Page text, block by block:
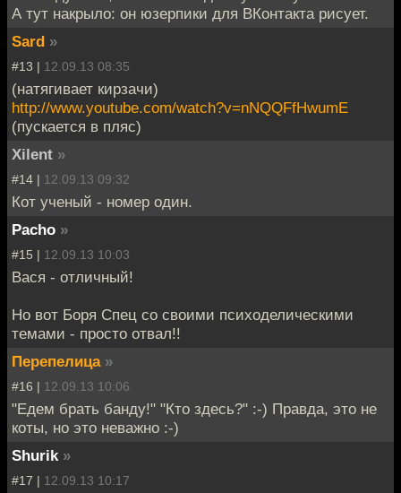
А тут накрыло: он юзерпики для ВКонтакта рисует.
Sard »
#13 | 12.09.13 08:35
(натягивает кирзачи)
http://www.youtube.com/watch?v=nNQQFfHwumE
(пускается в пляс)
Xilent »
#14 | 12.09.13 09:32
Кот ученый - номер один.
Pacho »
#15 | 12.09.13 10:03
Вася - отличный!
Но вот Боря Спец со своими психоделическими
темами - просто отвал!!
Перепелица »
#16 | 12.09.13 10:06
"Едем брать банду!" "Кто здесь?" :-) Правда, это не
коты, но это неважно :-)
Shurik »
#17 | 12.09.13 10:17